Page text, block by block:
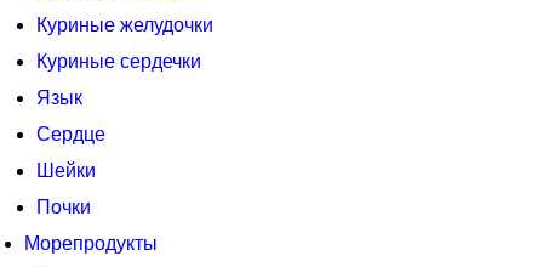
Куриные желудочки
Куриные сердечки
Язык
Сердце
Шейки
Почки
Морепродукты